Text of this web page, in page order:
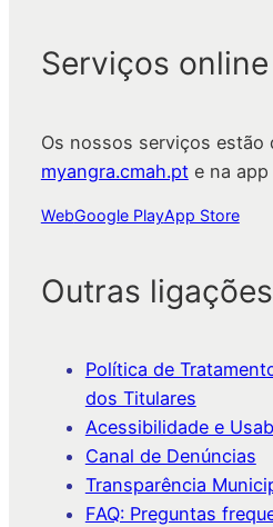
Serviços
Os nossos serviços estão
myangra.cmah.pt e na app
WebGoogle PlayApp Store
Outras ligações
Política de
dos Titulares
Acessibilidade e
Canal de Denúncias
Transparência
FAQ: Preguntas